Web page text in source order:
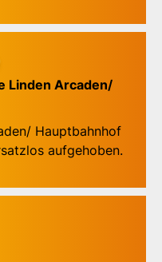
Kunden-WLAN
Linden Arcaden/
Hauptbahnhof
aufgehoben.